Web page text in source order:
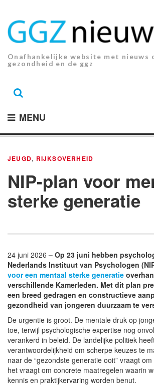
inhoud.
Onafhankelijke website met nieuws
gezondheid en de ggz
MENU
JEUGD, RIJKSOVERHEID
NIP-plan voor
sterke generatie
24 juni 2026– Op 23 juni hebben
Nederlands Instituut van Psychologen
voor een mentaal sterke generatie
verschillende Kamerleden. Met dit plan
een breed gedragen en constructieve
gezondheid van jongeren duurzaam te
De urgentie is groot. De mentale druk op
toe, terwijl psychologische expertise nog
verankerd in beleid. De landelijke politiek
verantwoordelijkheid om scherpe keuzes te
naar de “gezondste generatie ooit” vraagt
het vraagt om concrete maatregelen waarin
kennis en praktijkervaring worden benut.